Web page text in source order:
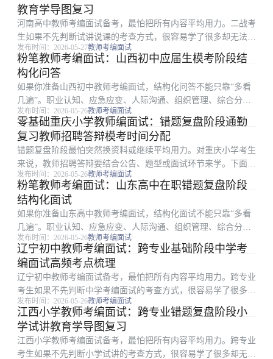
一、这篇适合哪类...
教育学导图复习
河南高中教师考编面试备考，最怕把所有内容平均用力。二战考
生如果不先判断试讲说课的考查方式，很容易学了很多却无法体
现在分数或表现上。围绕教育学导图复习，更稳妥的做法是先确
定高频环节，再安排背诵、刷题或模拟。 一、为什么二战考生
容易学乱：试讲说...
发布时间：2026-05-27教师考编面试
粉笔教师考编面试：山西初中应届生模考阶段结
构化问答
如果你准备山西初中教师考编面试，结构化问答不能只靠“多看
几遍”。职业认知、应急应变、人际沟通、组织管理、综合分析
看似杂，但真正影响结果的是少数高频点和稳定输出能力。本文
从材料分析题拆题切入，把备考拆成可执行步骤。 一、先看山
西初中的考查重点...
发布时间：2026-05-26教师考编面试
零基础重庆小学教师编面试：错题复盘阶段通勤
复习教师招聘答辩模考时间分配
错题复盘阶段最怕突然换资料或继续平均用力。对重庆小学考生
来说，教师招聘答辩要结合公告、题型或面试环节来学。下面不
讲空泛口号，只讲零基础考生能直接照做的模考时间分配路径。
一、这篇适合哪类考生：教师招聘答辩 围绕重庆小学教师考编
面试，零基础考...
发布时间：2026-05-26教师考编面试
粉笔教师考编面试：山东高中在职错题复盘阶段
结构化面试
如果你准备山东高中教师考编面试，结构化面试不能只靠“多看
几遍”。职业认知、应急应变、人际沟通、组织管理、综合分析
看似杂，但真正影响结果的是少数高频点和稳定输出能力。本文
从碎片时间复习表切入，把备考拆成可执行步骤。 一、从考试
环节倒推复习重点...
发布时间：2026-05-26教师考编面试
辽宁初中教师考编面试：跨专业基础阶段中学考
编面试高频考点梳理
辽宁初中教师考编面试备考，最怕把所有内容平均用力。跨专业
考生如果不先判断中学考编面试的考查方式，很容易学了很多却
无法体现在分数或表现上。围绕高频考点梳理，更稳妥的做法是
先确定高频环节，再安排背诵、刷题或模拟。 一、先看辽宁初
中的考查重点：中...
发布时间：2026-05-26教师考编面试
江西小学教师考编面试：跨专业错题复盘阶段小
学试讲教育学导图复习
江西小学教师考编面试备考，最怕把所有内容平均用力。跨专业
考生如果不先判断小学试讲的考查方式，很容易学了很多却无法